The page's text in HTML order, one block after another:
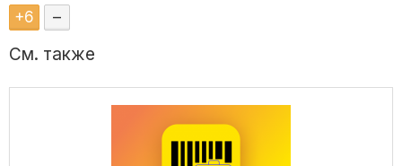
+6 –
См. также